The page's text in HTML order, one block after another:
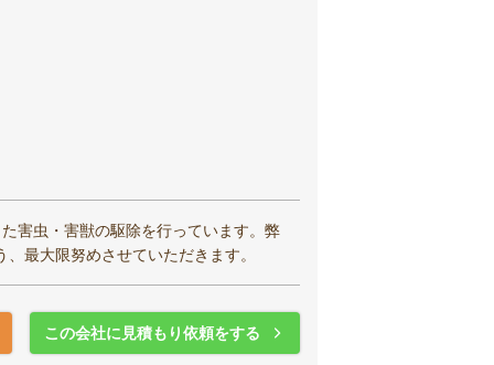
害虫・害獣の駆除を行っています。弊
最大限努めさせていただきます。
この会社に見積もり依頼をする